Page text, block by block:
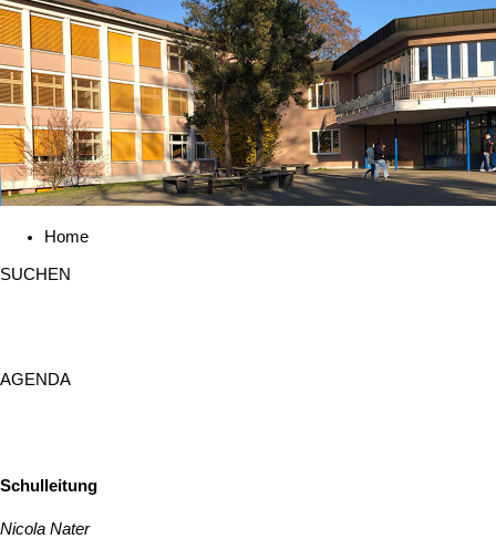
Home
SUCHEN
AGENDA
Schulleitung
Nicola Nater